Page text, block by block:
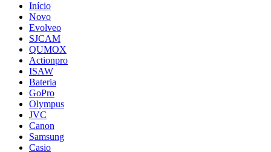
Início
Novo
Evolveo
SJCAM
QUMOX
Actionpro
ISAW
Bateria
GoPro
Olympus
JVC
Canon
Samsung
Casio